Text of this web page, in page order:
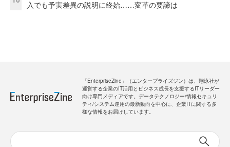
入でも予実差異の説明に終始……変革の要諦は
「EnterpriseZine」（エンタープライズジン）は、翔泳社が
運営する企業のIT活用とビジネス成長を支援するITリーダー
向け専門メディアです。データテクノロジー/情報セキュリ
ティ/システム運用の最新動向を中心に、企業ITに関する多
様な情報をお届けしています。